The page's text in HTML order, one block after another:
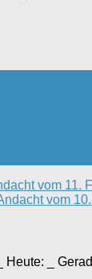
vom 11.
vom
Heute: